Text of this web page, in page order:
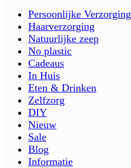
Persoonlijke Verzorging
Haarverzorging
Natuurlijke zeep
No plastic
Cadeaus
In Huis
Eten & Drinken
Zelfzorg
DIY
Nieuw
Sale
Blog
Informatie